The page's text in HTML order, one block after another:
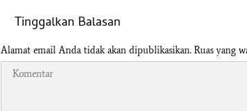
Tinggalkan Balasan
Alamat email Anda tidak akan dipublikasikan. Ruas yang